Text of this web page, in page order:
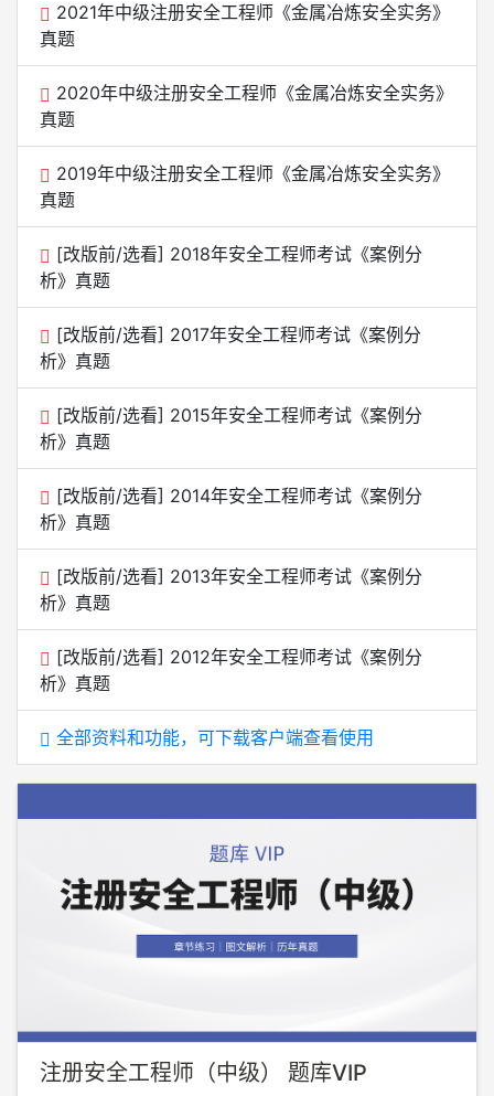
2021年中级注册安全工程师《金属冶炼安全实务》
真题
2020年中级注册安全工程师《金属冶炼安全实务》
真题
2019年中级注册安全工程师《金属冶炼安全实务》
真题
[改版前/选看] 2018年安全工程师考试《案例分
析》真题
[改版前/选看] 2017年安全工程师考试《案例分
析》真题
[改版前/选看] 2015年安全工程师考试《案例分
析》真题
[改版前/选看] 2014年安全工程师考试《案例分
析》真题
[改版前/选看] 2013年安全工程师考试《案例分
析》真题
[改版前/选看] 2012年安全工程师考试《案例分
析》真题
全部资料和功能，可下载客户端查看使用
注册安全工程师（中级） 题库VIP